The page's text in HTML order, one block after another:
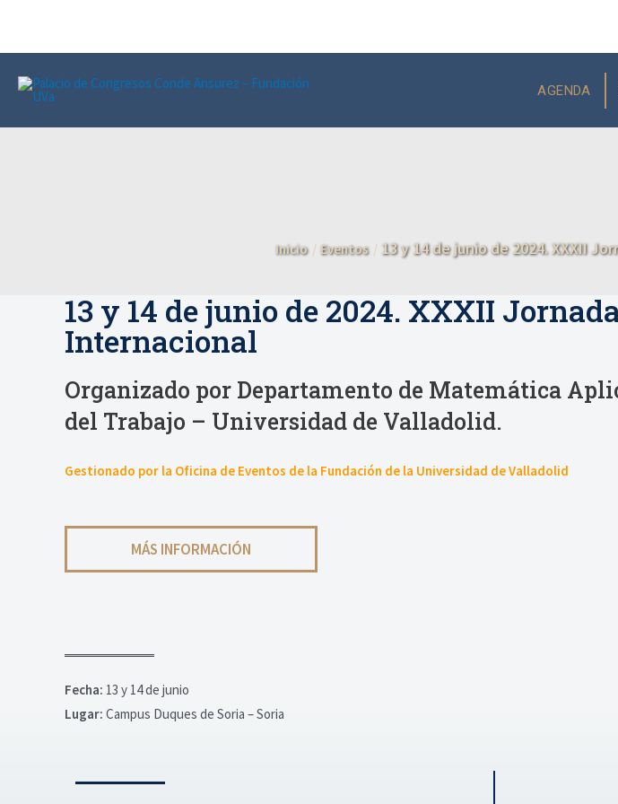
AGENDA
Inicio Eventos 13 y 14 de junio de 2024. XXXII
13 y 14 de junio de 2024. XXXII
Internacional
Organizado por Departamento de Matemática
del Trabajo – Universidad de Valladolid.
Gestionado por la Oficina de Eventos de la Fundación de la Universidad de Valladolid
MÁS INFORMACIÓN
Fecha: 13 y 14 de junio
Lugar: Campus Duques de Soria – Soria